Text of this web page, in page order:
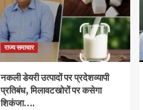
राज्य समाचार
नकली डेयरी उत्पादों पर प्रदेशव्यापी
प्रतिबंध, मिलावटखोरों पर कसेगा
शिकंजा….